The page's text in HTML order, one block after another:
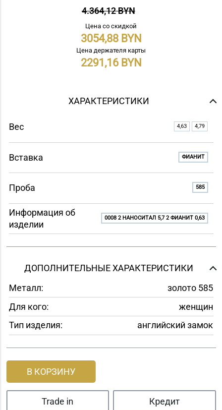
4.364,12 BYN
Цена со скидкой
3054,88
Цена держателя карты
2291,16
ХАРАКТЕРИСТИКИ
Вес 4,63 4,79
Вставка ФИАНИТ
Проба 585
Информация об
изделии
0008 2 НАНОCИТАЛ 5,7 2 ФИАНИТ 0,63
ДОПОЛНИТЕЛЬНЫЕ ХАРАКТЕРИСТИКИ
Металл:
золото 585
Для кого:
женщин
Тип изделия:
английский замок
В КОРЗИНУ
Trade in Кредит